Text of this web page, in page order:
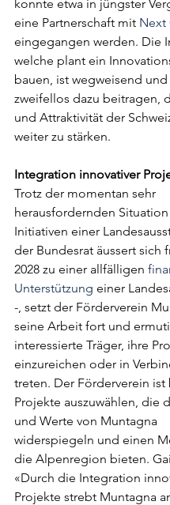
konnte etwa in jüngster
eine Partnerschaft mit Next
eingegangen werden. Die
welche plant ein
bauen, ist wegweisend und
zweifellos dazu beitragen,
und Attraktivität der
weiter zu stärken.
Integration innovativer
Trotz der momentan sehr
herausfordernden
Initiativen einer
der Bundesrat äussert sich
2028 zu einer allfälligen
Unterstützung einer
-, setzt der Förderverein
seine Arbeit fort und
interessierte Träger, ihre
einzureichen oder in
treten. Der Förderverein ist
Projekte auszuwählen, die
und Werte von Muntagna
widerspiegeln und einen
die Alpenregion bieten.
«Durch die Integration
Projekte strebt Muntagna